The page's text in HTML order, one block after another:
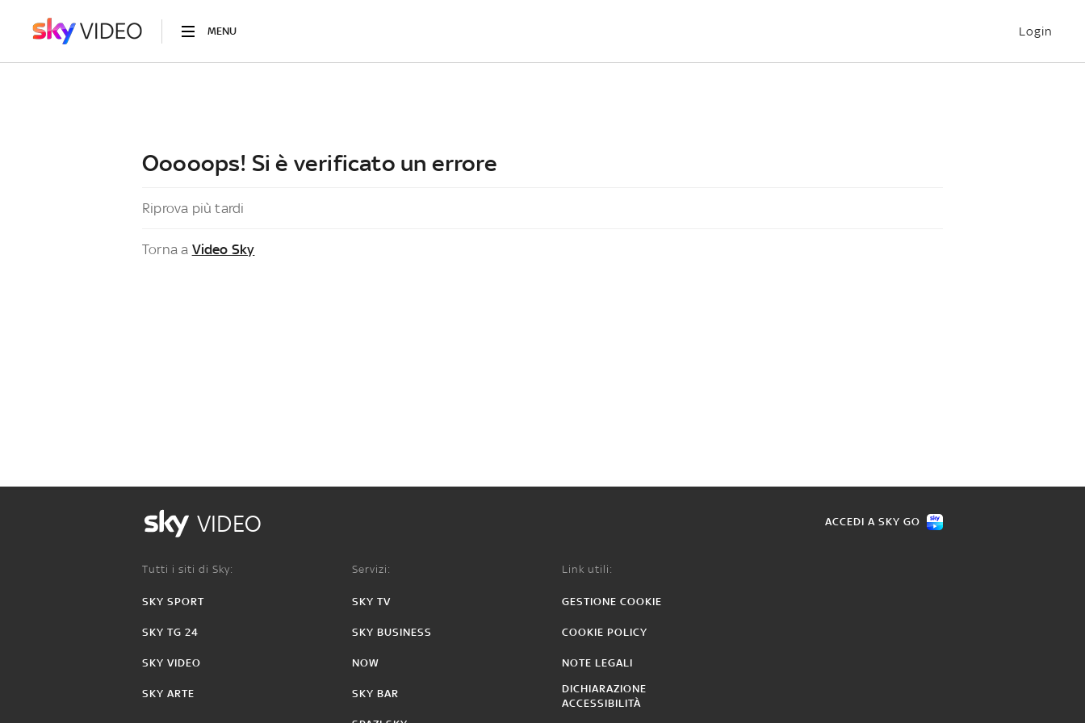
MENU Login
Ooooops! Si è verificato un errore
Riprova più tardi
Torna a Video Sky
VIDEO ACCEDI A SKY GO
Tutti i siti di Sky:
SKY SPORT
SKY TG 24
SKY VIDEO
SKY ARTE
Servizi:
SKY TV
SKY BUSINESS
NOW
SKY BAR
Link utili:
GESTIONE COOKIE
COOKIE POLICY
NOTE LEGALI
DICHIARAZIONE
ACCESSIBILITÀ